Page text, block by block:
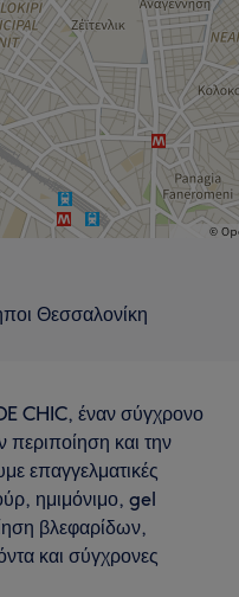
Θεσσαλονίκη
CHIC, έναν σύγχρονο
και την
επαγγελματικές
ημιμόνιμο, gel
βλεφαρίδων,
και σύγχρονες